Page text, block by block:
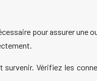
pour assurer une
survenir. Vérifiez les